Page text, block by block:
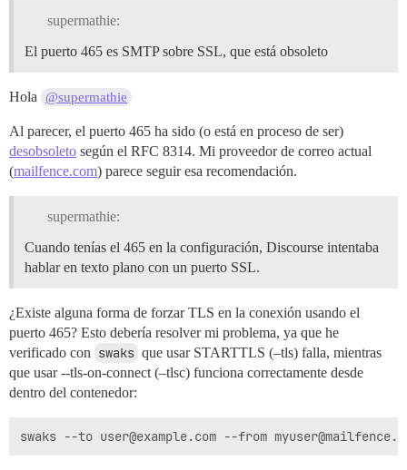
supermathie:
El puerto 465 es SMTP sobre SSL, que está obsoleto
Hola @supermathie
Al parecer, el puerto 465 ha sido (o está en proceso de ser)
desobsoleto según el RFC 8314. Mi proveedor de correo actual
(mailfence.com) parece seguir esa recomendación.
supermathie:
Cuando tenías el 465 en la configuración, Discourse intentaba
hablar en texto plano con un puerto SSL.
¿Existe alguna forma de forzar TLS en la conexión usando el
puerto 465? Esto debería resolver mi problema, ya que he
verificado con swaks que usar STARTTLS (–tls) falla, mientras
que usar --tls-on-connect (–tlsc) funciona correctamente desde
dentro del contenedor: